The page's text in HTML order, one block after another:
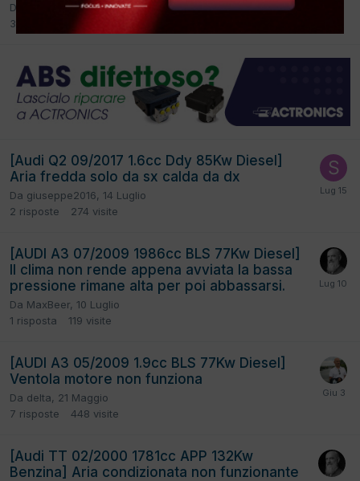
Da ,25 Luglio
3
[Audi Q2 09/2017 1.6cc Ddy 85Kw Diesel]
Aria fredda solo da sx calda da dx
Da giuseppe2016, 14 Luglio
2 risposte 274 visite
[AUDI A3 07/2009 1986cc BLS 77Kw Diesel]
Il clima non rende appena avviata la bassa
pressione rimane alta per poi abbassarsi.
Da MaxBeer, 10 Luglio
1 risposta 119 visite
[AUDI A3 05/2009 1.9cc BLS 77Kw Diesel]
Ventola motore non funziona
Da delta, 21 Maggio
7 risposte 448 visite
[Audi TT 02/2000 1781cc APP 132Kw
Benzina] Aria condizionata non funzionante